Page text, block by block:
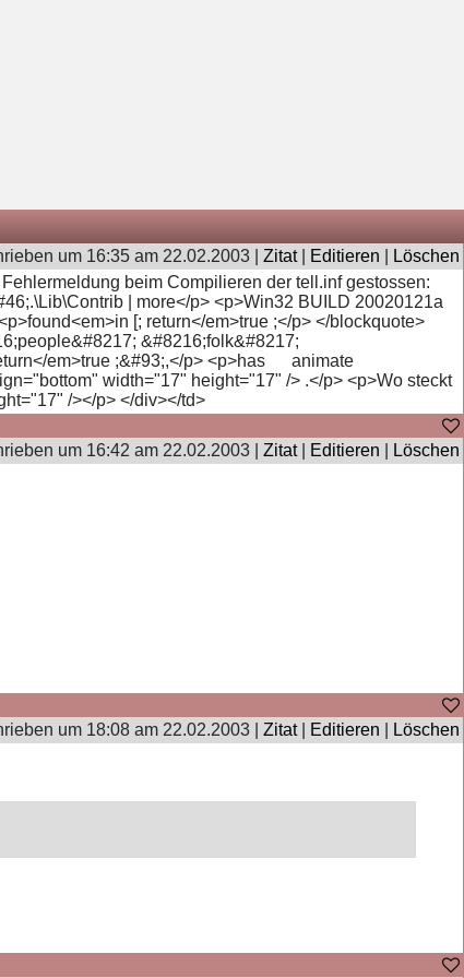
um 16:35 am 22.02.2003 | Zitat| Editieren
Löschen
beim Compilieren der tell.inf gestossen:
| more</p> <p>Win32 BUILD 20020121a
[; return</em>true ;</p> </blockquote>
&#8216;folk&#8217;
em>true ;&#93;,</p> <p>has animate
width="17" height="17" /> .</p> <p>Wo steckt
/></p> </div></td>
um 16:42 am 22.02.2003 | Zitat| Editieren
Löschen
um 18:08 am 22.02.2003 | Zitat| Editieren
Löschen